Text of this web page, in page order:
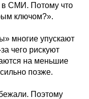
в СМИ. Потому что
ключом?».
многие упускают
чего рискуют
на меньшие
позже.
Поэтому